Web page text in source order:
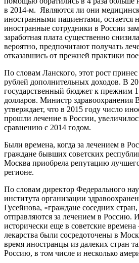
в 2014-м. Являются ли они
иностранными пациентами, остается
иностранные сотрудники в России
заработная плата существенно
вероятно, предпочитают получать
отказавшись от прежней практики
По словам Ланского, этот рост
рублей дополнительных доходов. В
государственный бюджет к прежним
долларов. Министр здравоохранения
утверждает, что в 2015 году число
прошли лечение в России,
сравнению с 2014 годом.
Были времена, когда за лечением в
граждане бывших советских
Москва приобрела репутацию
регионе.
По словам директор Федерального
института организации
Гусейнова, «граждане соседних
отправляются за лечением в Россию.
исторически еще в советские
лекарства были сосредоточены в
время иностранцы из далеких стран
Россию, в том числе и несколько